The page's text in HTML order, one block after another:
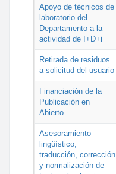
Apoyo de técnicos de
laboratorio del
Departamento a la
actividad de I+D+i
Retirada de residuos
a solicitud del usuario
Financiación de la
Publicación en
Abierto
Asesoramiento
lingüístico,
traducción, corrección
y normalización de